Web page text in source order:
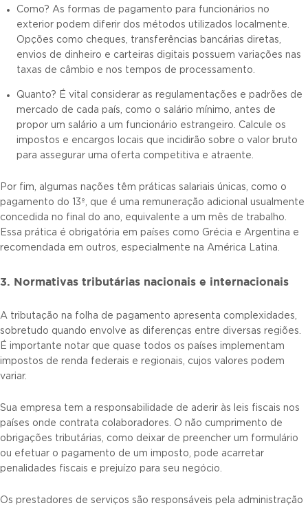
Como? As formas de pagamento para funcionários no
exterior podem diferir dos métodos utilizados localmente.
Opções como cheques, transferências bancárias diretas,
envios de dinheiro e carteiras digitais possuem variações nas
taxas de câmbio e nos tempos de processamento.
Quanto? É vital considerar as regulamentações e padrões de
mercado de cada país, como o salário mínimo, antes de
propor um salário a um funcionário estrangeiro. Calcule os
impostos e encargos locais que incidirão sobre o valor bruto
para assegurar uma oferta competitiva e atraente.
Por fim, algumas nações têm práticas salariais únicas, como o
pagamento do 13º, que é uma remuneração adicional usualmente
concedida no final do ano, equivalente a um mês de trabalho.
Essa prática é obrigatória em países como Grécia e Argentina e
recomendada em outros, especialmente na América Latina.
3. Normativas tributárias nacionais e internacionais
A tributação na folha de pagamento apresenta complexidades,
sobretudo quando envolve as diferenças entre diversas regiões.
É importante notar que quase todos os países implementam
impostos de renda federais e regionais, cujos valores podem
variar.
Sua empresa tem a responsabilidade de aderir às leis fiscais nos
países onde contrata colaboradores. O não cumprimento de
obrigações tributárias, como deixar de preencher um formulário
ou efetuar o pagamento de um imposto, pode acarretar
penalidades fiscais e prejuízo para seu negócio.
Os prestadores de serviços são responsáveis pela administração